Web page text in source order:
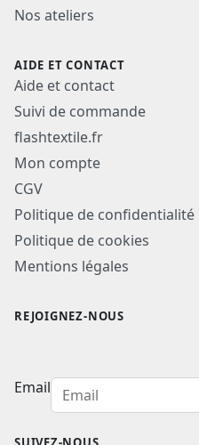
Nos ateliers
AIDE ET CONTACT
Aide et contact
Suivi de commande
flashtextile.fr
Mon compte
CGV
Politique de confidentialité
Politique de cookies
Mentions légales
REJOIGNEZ-NOUS
Email